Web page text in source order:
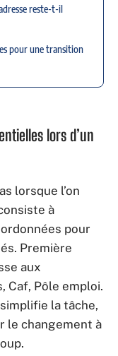
reste-t-il
pour une transition
lors d’un
lorsque l’on
à
pour
Première
aux
Caf, Pôle emploi.
la tâche,
le changement à